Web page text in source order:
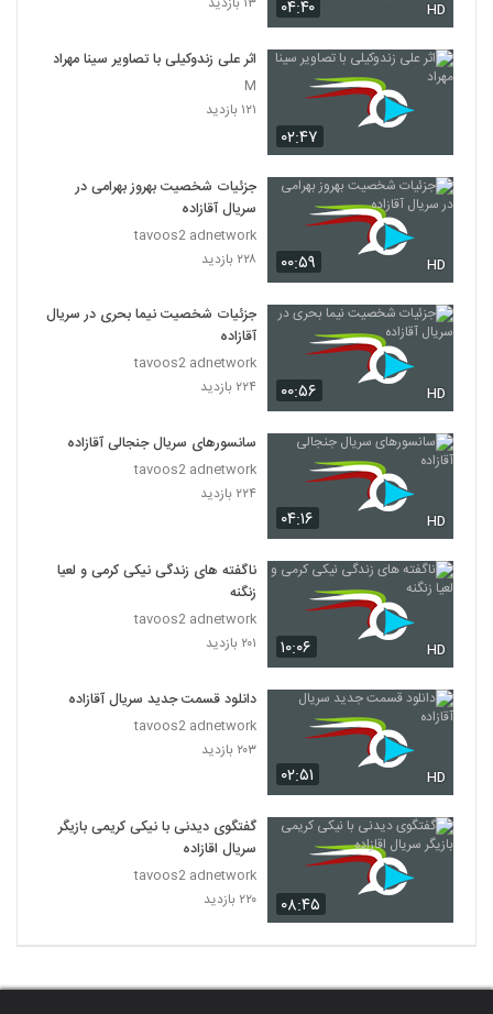
۰۴:۴۰ HD
۰۲:۴۷
اثر علی زندوکیلی با تصاویر سینا مهراد
M
۱۲۱ بازدید
۰۰:۵۹ HD
جزئیات شخصیت بهروز بهرامی در
سریال آقازاده
tavoos2 adnetwork
۲۲۸ بازدید
۰۰:۵۶ HD
جزئیات شخصیت نیما بحری در سریال
آقازاده
tavoos2 adnetwork
۲۲۴ بازدید
۰۴:۱۶ HD
سانسورهای سریال جنجالی آقازاده
tavoos2 adnetwork
۲۲۴ بازدید
۱۰:۰۶ HD
ناگفته های زندگی نیکی کرمی و لعیا
زنگنه
tavoos2 adnetwork
۲۰۱ بازدید
۰۲:۵۱ HD
دانلود قسمت جدید سریال آقازاده
tavoos2 adnetwork
۲۰۳ بازدید
۰۸:۴۵
گفتگوی دیدنی با نیکی کریمی بازیگر
سریال اقازاده
tavoos2 adnetwork
۲۲۰ بازدید